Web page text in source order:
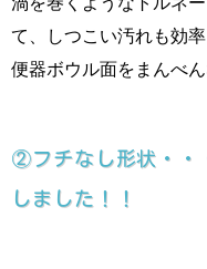
て、しつこい汚れも効率
便器ボウル面をまんべ
②フチなし形状・・
しました！！